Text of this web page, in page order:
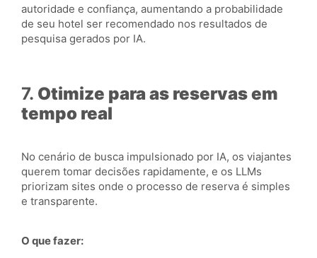
autoridade e confiança, aumentando a probabilidade
de seu hotel ser recomendado nos resultados de
pesquisa gerados por IA.
7. Otimize para as reservas em
tempo real
No cenário de busca impulsionado por IA, os viajantes
querem tomar decisões rapidamente, e os LLMs
priorizam sites onde o processo de reserva é simples
e transparente.
O que fazer: